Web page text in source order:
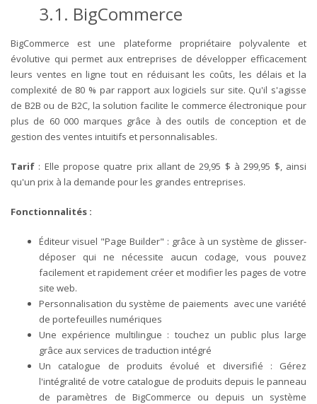
3.1. BigCommerce
BigCommerce est une plateforme propriétaire polyvalente et
évolutive qui permet aux entreprises de développer efficacement
leurs ventes en ligne tout en réduisant les coûts, les délais et la
complexité de 80 % par rapport aux logiciels sur site. Qu'il s'agisse
de B2B ou de B2C, la solution facilite le commerce électronique pour
plus de 60 000 marques grâce à des outils de conception et de
gestion des ventes intuitifs et personnalisables.
Tarif : Elle propose quatre prix allant de 29,95 $ à 299,95 $, ainsi
qu'un prix à la demande pour les grandes entreprises.
Fonctionnalités :
Éditeur visuel "Page Builder" : grâce à un système de glisser-
déposer qui ne nécessite aucun codage, vous pouvez
facilement et rapidement créer et modifier les pages de votre
site web.
Personnalisation du système de paiements avec une variété
de portefeuilles numériques
Une expérience multilingue : touchez un public plus large
grâce aux services de traduction intégré
Un catalogue de produits évolué et diversifié : Gérez
l'intégralité de votre catalogue de produits depuis le panneau
de paramètres de BigCommerce ou depuis un système